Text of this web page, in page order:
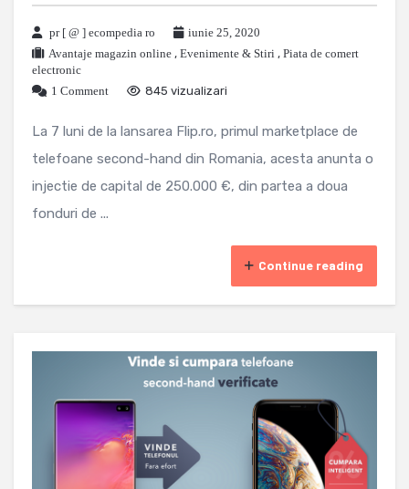
pr [ @ ] ecompedia ro
iunie 25, 2020
Avantaje magazin online , Evenimente & Stiri , Piata de comert
electronic
1 Comment
845 vizualizari
La 7 luni de la lansarea Flip.ro, primul marketplace de
telefoane second-hand din Romania, acesta anunta o
injectie de capital de 250.000 €, din partea a doua
fonduri de ...
Continue reading